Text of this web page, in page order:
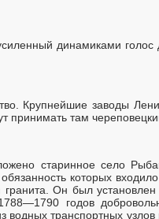
динамиками голос
Крупнейшие заводы
там
старинное село
которых
Он был
годов
водных транспортных